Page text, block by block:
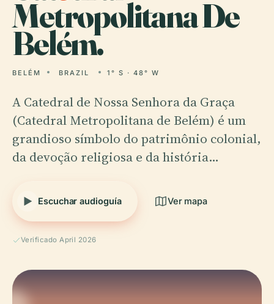
Metropolitana De
Belém.
BELÉM BRAZIL 1° S · 48° W
A Catedral de Nossa Senhora da Graça
(Catedral Metropolitana de Belém) é um
grandioso símbolo do patrimônio colonial,
da devoção religiosa e da história…
Escuchar audioguía Ver mapa
Verificado April 2026